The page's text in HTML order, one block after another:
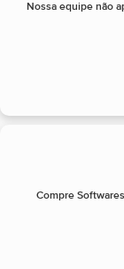
Nossa equipe não
Compre